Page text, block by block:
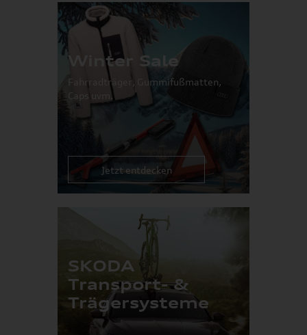
Winter Sale
Fahrradträger, Gummifußmatten,
Caps uvm.
Jetzt entdecken
SKODA
Transport- &
Trägersysteme